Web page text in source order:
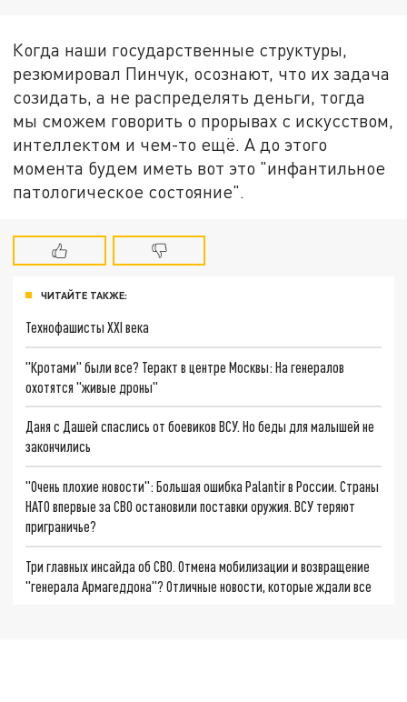
Когда наши государственные структуры,
резюмировал Пинчук, осознают, что их задача
созидать, а не распределять деньги, тогда
мы сможем говорить о прорывах с искусством,
интеллектом и чем-то ещё. А до этого
момента будем иметь вот это "инфантильное
патологическое состояние".
ЧИТАЙТЕ ТАКЖЕ:
Технофашисты XXI века
"Кротами" были все? Теракт в центре Москвы: На генералов
охотятся "живые дроны"
Даня с Дашей спаслись от боевиков ВСУ. Но беды для малышей не
закончились
"Очень плохие новости": Большая ошибка Palantir в России. Страны
НАТО впервые за СВО остановили поставки оружия. ВСУ теряют
приграничье?
Три главных инсайда об СВО. Отмена мобилизации и возвращение
"генерала Армагеддона"? Отличные новости, которые ждали все